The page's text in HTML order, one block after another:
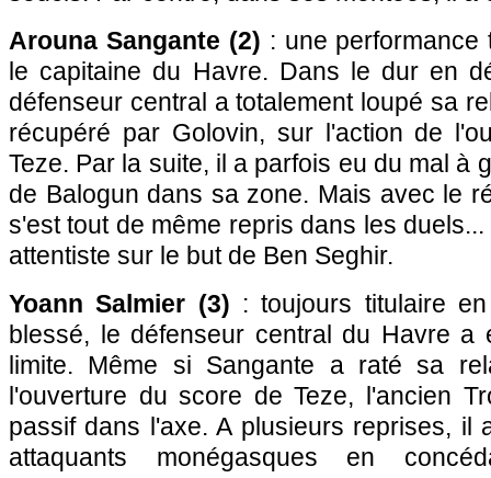
Arouna Sangante (2) : une
le capitaine du Havre. Dans le dur en
défenseur central a totalement loupé sa
récupéré par Golovin, sur l'action de
Teze. Par la suite, il a parfois eu du mal à
de Balogun dans sa zone. Mais avec le
s'est tout de même repris dans les
attentiste sur le but de Ben Seghir.
Yoann Salmier (3) : toujours titulaire
blessé, le défenseur central du Havre a
limite. Même si Sangante a raté sa
l'ouverture du score de Teze, l'ancien
passif dans l'axe. A plusieurs reprises, il
attaquants monégasques en